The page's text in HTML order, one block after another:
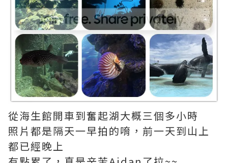
從海生館開車到奮起湖大概三個多小時
照片都是隔天一早拍的唷，前一天到山上
都已經晚上